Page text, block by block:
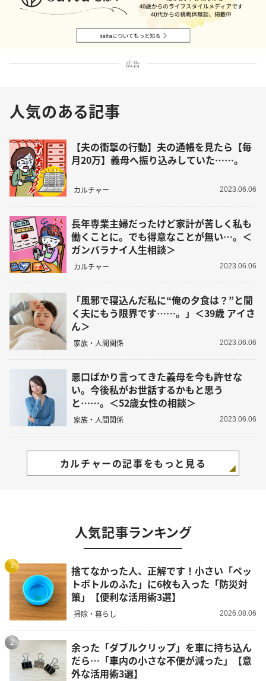
広告
人気のある記事
【夫の衝撃の行動】夫の通帳を見たら【毎
月20万】義母へ振り込みしていた……。
カルチャー 2023.06.06
長年専業主婦だったけど家計が苦しく私も
働くことに。でも得意なことが無い…。＜
ガンバラナイ人生相談＞
カルチャー 2023.06.06
「風邪で寝込んだ私に“俺の夕食は？”と聞
く夫にもう限界です……。」＜39歳 アイさ
ん＞
家族・人間関係 2023.06.06
悪口ばかり言ってきた義母を今も許せな
い。今後私がお世話するかもと思う
と……。＜52歳女性の相談＞
家族・人間関係 2023.06.06
カルチャーの記事をもっと見る
人気記事ランキング
1
捨てなかった人、正解です！小さい「ペッ
トボトルのふた」に6枚も入った「防災対
策」【便利な活用術3選】
掃除・暮らし 2026.08.06
2
余った「ダブルクリップ」を車に持ち込ん
だら…「車内の小さな不便が減った」【意
外な活用術3選】